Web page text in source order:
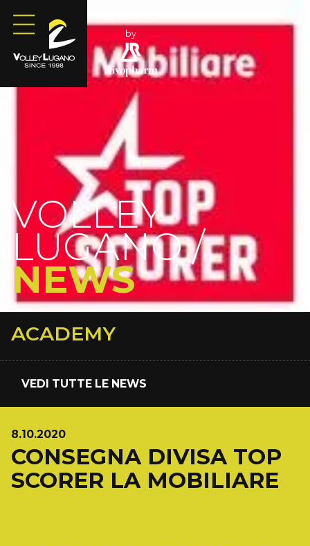
by
VOLLEY
LUGANO /
NEWS
ACADEMY
VEDI TUTTE LE NEWS
8.10.2020
CONSEGNA DIVISA TOP
SCORER LA MOBILIARE